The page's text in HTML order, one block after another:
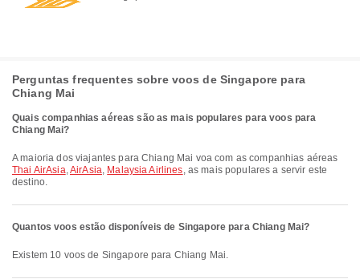
Perguntas frequentes sobre voos de Singapore para
Chiang Mai
Quais companhias aéreas são as mais populares para voos para
Chiang Mai?
A maioria dos viajantes para Chiang Mai voa com as companhias aéreas
Thai AirAsia,AirAsia, Malaysia Airlines, as mais populares a servir este
destino.
Quantos voos estão disponíveis de Singapore para Chiang Mai?
Existem 10 voos de Singapore para Chiang Mai.